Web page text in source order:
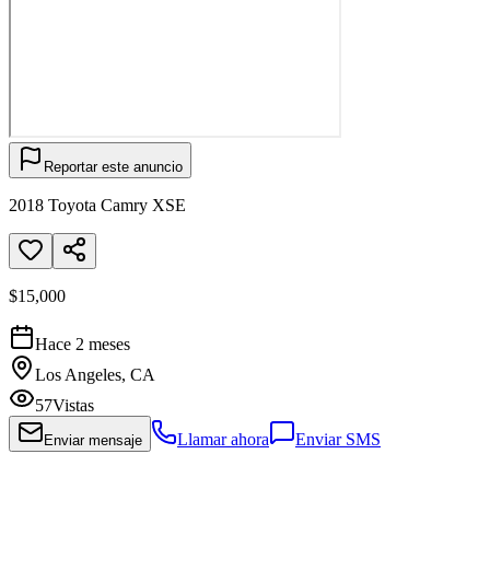
Reportar este anuncio
2018 Toyota Camry XSE
$15,000
Hace 2 meses
Los Angeles, CA
57Vistas
Enviar mensaje Llamar ahora Enviar SMS